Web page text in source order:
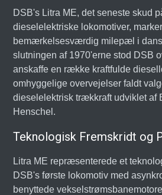
DSB's Litra ME, det seneste skud
dieselelektriske lokomotiver,
bemærkelsesværdig milepæl i
slutningen af 1970'erne stod DSB
anskaffe en række kraftfulde
omhyggelige overvejelser faldt
dieselelektrisk trækkraft udviklet af
Henschel.
Teknologisk Fremskridt og
Litra ME repræsenterede et
DSB's første lokomotiv med
benyttede